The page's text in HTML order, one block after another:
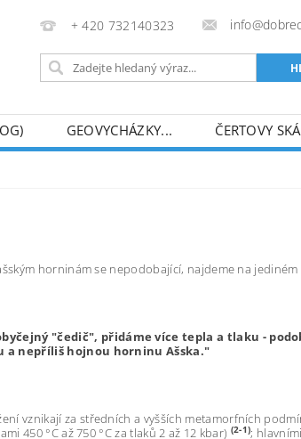
+ 420 732140323
GEOVYCHÁZKY... ČERTOVY
horninám se nepodobající, najdeme na jediném
"čedič", přidáme více tepla a tlaku -
a nepříliš hojnou horninu Ašska."
vznikají za středních a vyšších metamorfních
450 °C až 750 °C za tlaků 2 až 12 kbar) (2-1);